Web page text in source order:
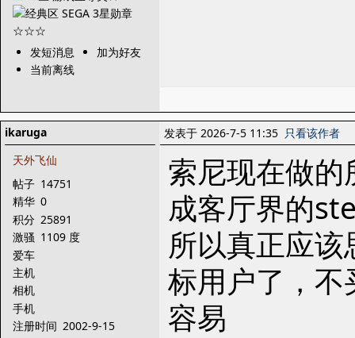
发短消息
加为好友
当前离线
ikaruga
天外飞仙
帖子 14751
精华 0
积分 25891
激骚 1109 度
爱车
主机
相机
手机
注册时间 2002-9-15
发表于 2026-7-5 11:35 只看该作者
索尼现在做
成客厅界的
所以真正应
标用户了，
容易